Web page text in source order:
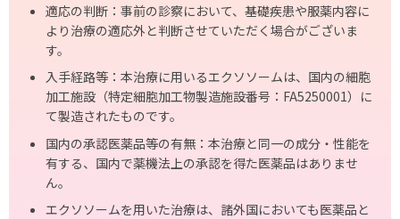
適応の判断：事前の診察において、基礎疾患や服薬内容に
より治療の適応外と判断させていただく場合がございま
す。
入手経路等：本治療に用いるエクソソームは、国内の細胞
加工施設（特定細胞加工物製造施設番号：FA5250001）に
て製造されたものです。
国内の承認医薬品等の有無：本治療と同一の成分・性能を
有する、国内で薬機法上の承認を得た医薬品はありませ
ん。
エクソソームを⽤いた治療は、諸外国においても医薬品と